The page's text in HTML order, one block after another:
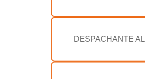
DESPACHANTE AL